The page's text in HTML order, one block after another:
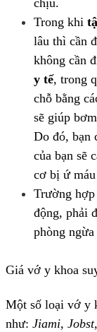
chịu.
Trong khi
lâu thì cần
không cần
y tế, trong
chỗ bằng
sẽ giúp
Do đó, bạn
của bạn sẽ
cơ bị ứ
Trường
động, phải
phòng ngừa
Giá vớ y khoa
Một số loại vớ y
như: Jiami,